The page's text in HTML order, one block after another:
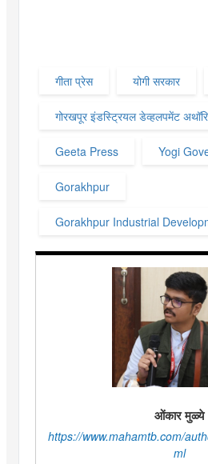
गीता प्रेस योगी सरकार
गोरखपूर इंडस्ट्रियल डेव्हलपमेंट
Geeta Press Yogi
Gorakhpur
Gorakhpur Industrial
ओंकार मुळ्ये
https://www.mahamtb.com/
ml